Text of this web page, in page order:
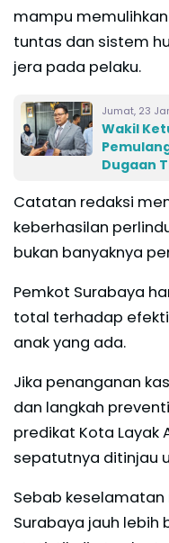
mampu
tuntas dan sistem
jera pada pelaku.
Jumat, 23
Wakil
Dugaan
Catatan redaksi
keberhasilan
bukan banyaknya
Pemkot Surabaya
total terhadap
anak yang ada.
Jika penanganan
dan langkah
predikat Kota Layak
sepatutnya ditinjau
Sebab
Surabaya jauh